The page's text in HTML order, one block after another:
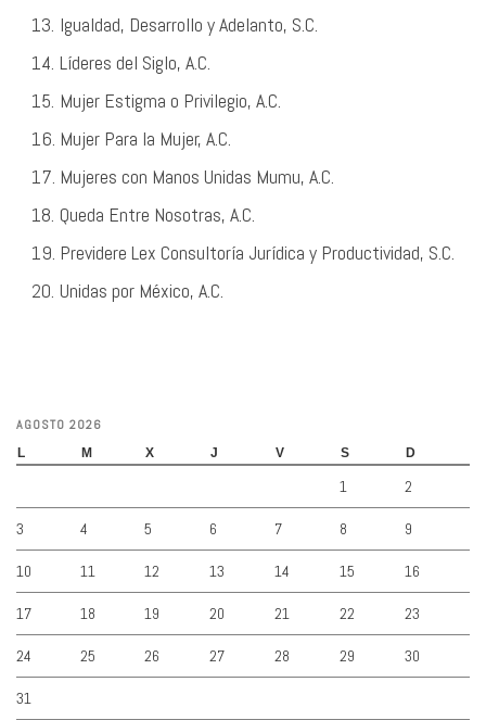
Igualdad, Desarrollo y Adelanto, S.C.
Líderes del Siglo, A.C.
Mujer Estigma o Privilegio, A.C.
Mujer Para la Mujer, A.C.
Mujeres con Manos Unidas Mumu, A.C.
Queda Entre Nosotras, A.C.
Previdere Lex Consultoría Jurídica y Productividad, S.C.
Unidas por México, A.C.
AGOSTO 2026
L M X J V S D
1 2
3 4 5 6 7 8 9
10 11 12 13 14 15 16
17 18 19 20 21 22 23
24 25 26 27 28 29 30
31